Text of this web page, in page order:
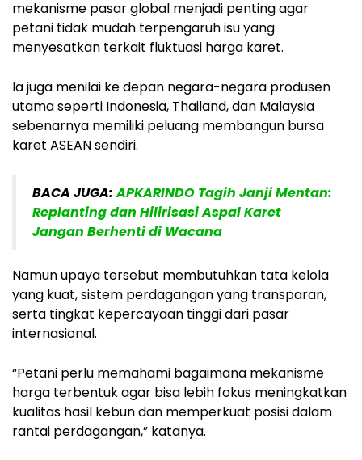
mekanisme pasar global menjadi penting agar
petani tidak mudah terpengaruh isu yang
menyesatkan terkait fluktuasi harga karet.
Ia juga menilai ke depan negara-negara produsen
utama seperti Indonesia, Thailand, dan Malaysia
sebenarnya memiliki peluang membangun bursa
karet ASEAN sendiri.
BACA JUGA:APKARINDO Tagih Janji Mentan:
Replanting dan Hilirisasi Aspal Karet
Jangan Berhenti di Wacana
Namun upaya tersebut membutuhkan tata kelola
yang kuat, sistem perdagangan yang transparan,
serta tingkat kepercayaan tinggi dari pasar
internasional.
“Petani perlu memahami bagaimana mekanisme
harga terbentuk agar bisa lebih fokus meningkatkan
kualitas hasil kebun dan memperkuat posisi dalam
rantai perdagangan,” katanya.